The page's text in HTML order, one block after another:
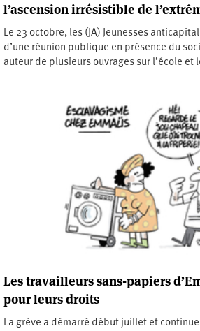
l’ascension irrésistible de
Le 23 octobre, les (JA) Jeunesses
d’une réunion publique en présence du
auteur de plusieurs ouvrages sur l’école et
Les travailleurs sans-papiers
pour leurs droits
La grève a démarré début juillet et continue